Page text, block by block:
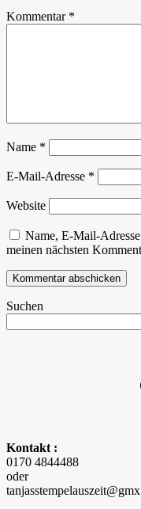
Kommentar *
Name *
E-Mail-Adresse *
Website
Name, E-Mail-
meinen nächsten
Suchen
Kontakt :
0170 4844488
oder